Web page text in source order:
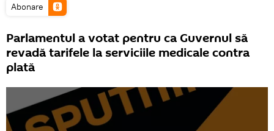
Abonare
Parlamentul a votat pentru ca Guvernul să
revadă tarifele la serviciile medicale contra
plată